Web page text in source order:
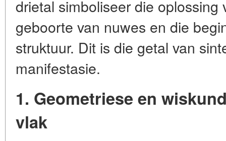
drietal simboliseer die
geboorte van nuwes en die
struktuur. Dit is die getal van
manifestasie.
1. Geometriese en
vlak